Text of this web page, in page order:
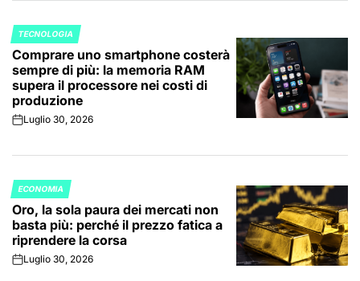
POSTED
IN
TECNOLOGIA
Comprare uno smartphone costerà
sempre di più: la memoria RAM
supera il processore nei costi di
produzione
onLuglio 30, 2026
POSTED
IN
ECONOMIA
Oro, la sola paura dei mercati non
basta più: perché il prezzo fatica a
riprendere la corsa
onLuglio 30, 2026